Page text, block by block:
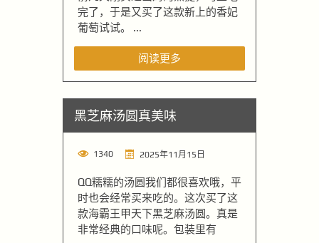
完了，于是又买了这款新上的香妃
葡萄试试。 ...
阅读更多
黑芝麻汤圆真美味
1340 2025年11月15日
QQ糯糯的汤圆我们都很喜欢哦，平
时也会经常买来吃的。这次买了这
款海霸王甲天下黑芝麻汤圆。真是
非常经典的口味呢。包装里有